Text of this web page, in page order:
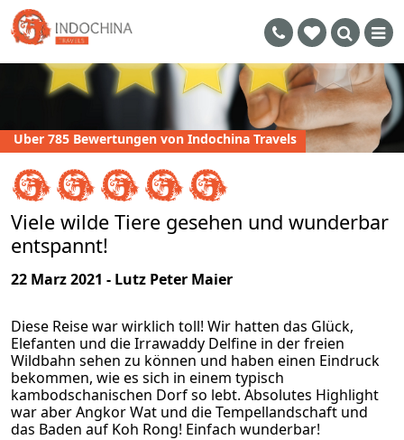
Uber 785 Bewertungen von Indochina Travels
Viele wilde Tiere gesehen und wunderbar
entspannt!
22 Marz 2021 - Lutz Peter Maier
Diese Reise war wirklich toll! Wir hatten das Glück,
Elefanten und die Irrawaddy Delfine in der freien
Wildbahn sehen zu können und haben einen Eindruck
bekommen, wie es sich in einem typisch
kambodschanischen Dorf so lebt. Absolutes Highlight
war aber Angkor Wat und die Tempellandschaft und
das Baden auf Koh Rong! Einfach wunderbar!